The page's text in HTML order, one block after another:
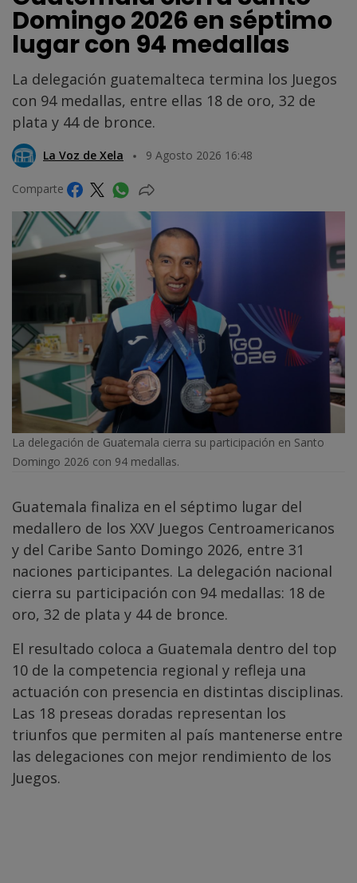
Domingo 2026 en séptimo
lugar con 94 medallas
La delegación guatemalteca termina los Juegos
con 94 medallas, entre ellas 18 de oro, 32 de
plata y 44 de bronce.
La Voz de Xela 9 Agosto 2026 16:48
Comparte
La delegación de Guatemala cierra su participación en Santo
Domingo 2026 con 94 medallas.
Guatemala finaliza en el séptimo lugar del
medallero de los XXV Juegos Centroamericanos
y del Caribe Santo Domingo 2026, entre 31
naciones participantes. La delegación nacional
cierra su participación con 94 medallas: 18 de
oro, 32 de plata y 44 de bronce.
El resultado coloca a Guatemala dentro del top
10 de la competencia regional y refleja una
actuación con presencia en distintas disciplinas.
Las 18 preseas doradas representan los
triunfos que permiten al país mantenerse entre
las delegaciones con mejor rendimiento de los
Juegos.